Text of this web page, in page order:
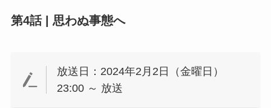
第4話 | 思わぬ事態へ
放送日：2024年2月2日（金曜日）
23:00 ～ 放送